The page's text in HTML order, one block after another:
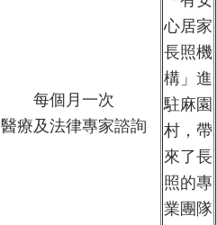
每個月一次
醫療及法律專家諮詢
心居家
長照機
構」進
駐麻園
村，帶
來了長
照的專
業團隊